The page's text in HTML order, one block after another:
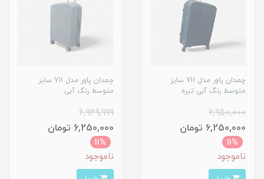
چمدان پاور مدل 711 سایز
متوسط رنگ آبی تیره
6,950,000
6,250,000 تومان
11%
ناموجود
چمدان پاور مدل 711 سایز
متوسط رنگ آبی
6,949,999
6,250,000 تومان
11%
ناموجود